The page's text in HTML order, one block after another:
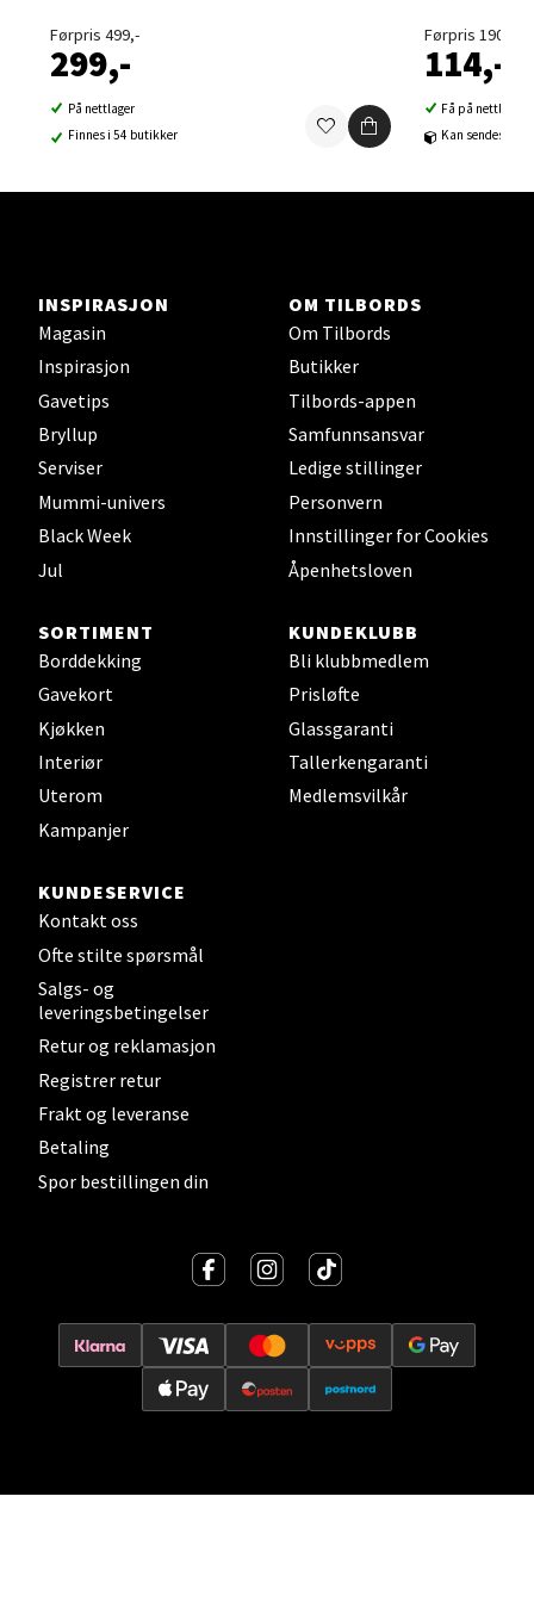
Førpris 499,-
299,-
På nettlager
Finnes i 54 butikker
Førpris 190,-
114,-
Få på nettlager
Kan sendes til
INSPIRASJON
Magasin
Inspirasjon
Gavetips
Bryllup
Serviser
Mummi-univers
Black Week
Jul
OM TILBORDS
Om Tilbords
Butikker
Tilbords-appen
Samfunnsansvar
Ledige stillinger
Personvern
Innstillinger for Cookies
Åpenhetsloven
SORTIMENT
Borddekking
Gavekort
Kjøkken
Interiør
Uterom
Kampanjer
KUNDEKLUBB
Bli klubbmedlem
Prisløfte
Glassgaranti
Tallerkengaranti
Medlemsvilkår
KUNDESERVICE
Kontakt oss
Ofte stilte spørsmål
Salgs- og
leveringsbetingelser
Retur og reklamasjon
Registrer retur
Frakt og leveranse
Betaling
Spor bestillingen din
Sortland - Sortland Storsenter
Steinkjer - Thon Senter Steinkjer
Åpent i dag 10-20
Leirvik - Stord
Torgbakken 2, 5401 Stord
Oslo - Thon Senter Storo
Vitaminveien 7 - 9, 0485 Oslo
Åpent i dag 10-21
0 i butikk
Lillehammer - Strandtorget
Strandtorget, 2609 Lillehammer